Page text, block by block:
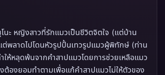
นะ หญิงสาวที่รักแมวเป็นชีวิตจิตใจ (แต่บ้าน
ต่พลาดไปโดนหัวรูปปั้นเทวรูปแมวผู้พิทักษ์ (ท่าน
ให้หลุดพ้นจากคำสาปแมวโดยการช่วยเหลือแมว
ต้องยอมทำตามเพื่อแก้คำสาปแมวไม่ให้ตัวของ